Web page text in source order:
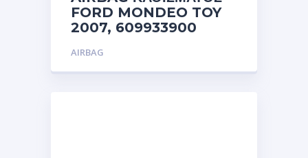
FORD MONDEO TOY
2007, 609933900
AIRBAG